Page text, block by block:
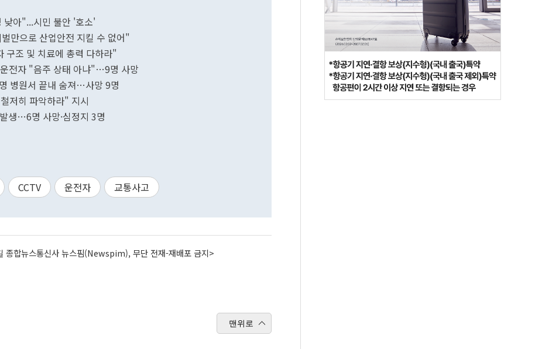
아"...시민 불안 '호소'
만으로 산업안전 지킬 수 없어"
구조 및 치료에 총력 다하라"
전자 "음주 상태 아냐"…9명 사망
병원서 끝내 숨져…사망 9명
저히 파악하라" 지시
생…6명 사망·심정지 3명
CCTV 운전자 교통사고
종합뉴스통신사 뉴스핌(Newspim), 무단 전재-재배포 금지>
맨위로